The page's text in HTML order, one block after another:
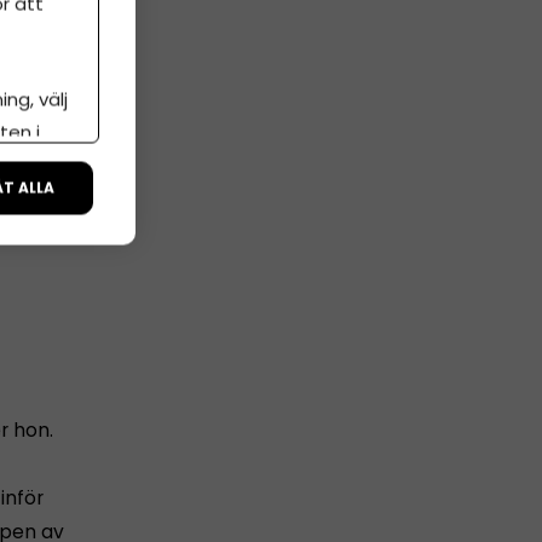
hon.
av
välj
i
ALLA